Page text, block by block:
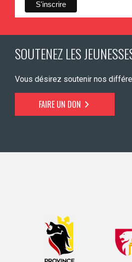
SOUTENEZ LES
Vous désirez soutenir nos
FAIRE UN DON